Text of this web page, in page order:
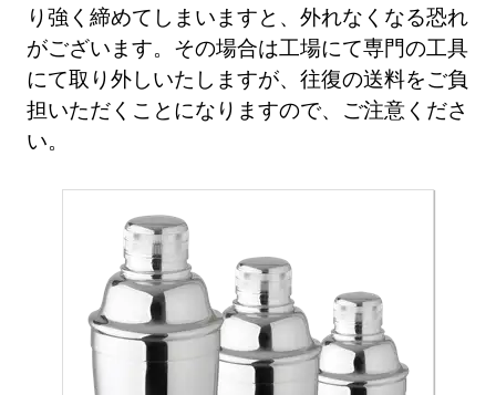
り強く締めてしまいますと、外れなくなる恐れ
がございます。その場合は工場にて専門の工具
にて取り外しいたしますが、往復の送料をご負
担いただくことになりますので、ご注意くださ
い。